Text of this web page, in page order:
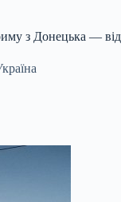
з Донецька —